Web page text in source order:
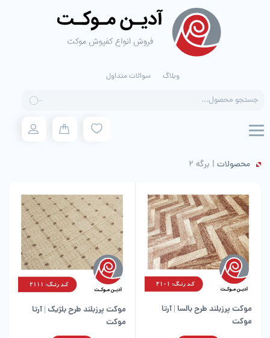
وبلاگ سوالات متداول
search
محصولات | برگه 2
موکت پرزبلند طرح بالسا | آرتا
موکت
موکت پرزبلند طرح بلژیک | آرتا
موکت